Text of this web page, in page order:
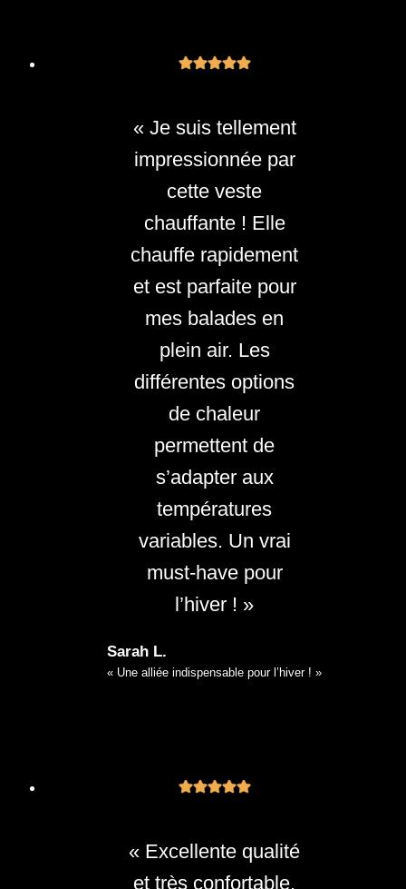
« Je suis tellement
impressionnée par
cette veste
chauffante ! Elle
chauffe rapidement
et est parfaite pour
mes balades en
plein air. Les
différentes options
de chaleur
permettent de
s’adapter aux
températures
variables. Un vrai
must-have pour
l’hiver ! »
Sarah L.
« Une alliée indispensable pour l’hiver ! »
« Excellente qualité
et très confortable.